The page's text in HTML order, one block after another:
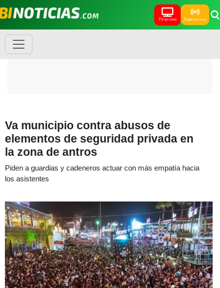
TV en vivo Radio en vivo
Va municipio contra abusos de
elementos de seguridad privada en
la zona de antros
Piden a guardias y cadeneros actuar con más empatía hacia
los asistentes